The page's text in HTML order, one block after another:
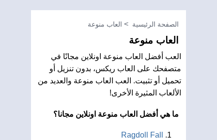
الصفحة الرئيسية العاب منوعة
العاب منوعة
العب أفضل العاب منوعة اونلاين مجانًا في
متصفحك على العاب ريكس، بدون تنزيل أو
تحميل أو تثبيت. العب العاب منوعة والعديد من
الألعاب المثيرة الأخرى!
ما هي أفضل العاب منوعة اونلاين مجانا؟
Ragdoll Fall